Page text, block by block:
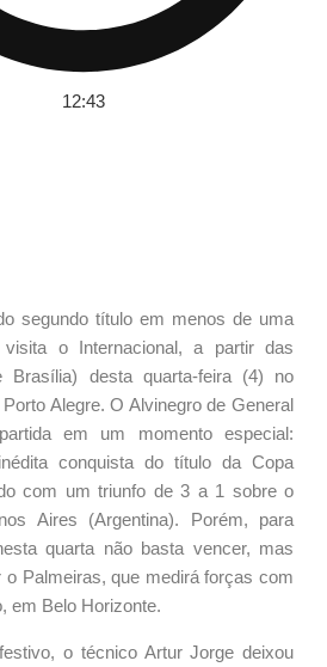
12:43
segundo título em menos de uma
o Internacional, a partir das
Brasília) desta quarta-feira (4) no
Alegre. O Alvinegro de General
em um momento especial:
conquista do título da Copa
com um triunfo de 3 a 1 sobre o
Aires (Argentina). Porém, para
quarta não basta vencer, mas
Palmeiras, que medirá forças com
em Belo Horizonte.
o técnico Artur Jorge deixou